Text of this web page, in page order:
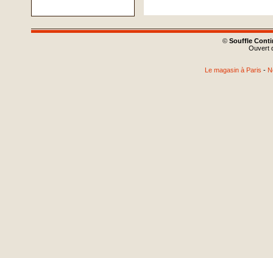
© Souffle
Ouvert
Le magasin à Paris -